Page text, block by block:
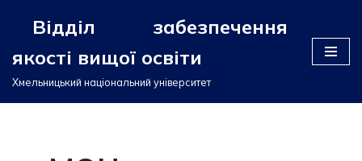
до
вмісту
Відділ забезпечення
якості вищої освіти
Хмельницький національний університет